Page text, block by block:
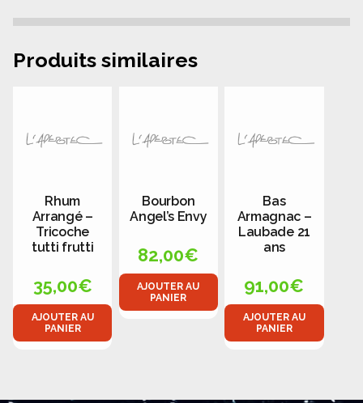
Produits similaires
Rhum
Arrangé –
Tricoche
tutti frutti
35,00€
AJOUTER AU
PANIER
Bourbon
Angel’s Envy
82,00€
AJOUTER AU
PANIER
Bas
Armagnac –
Laubade 21
ans
91,00€
AJOUTER AU
PANIER